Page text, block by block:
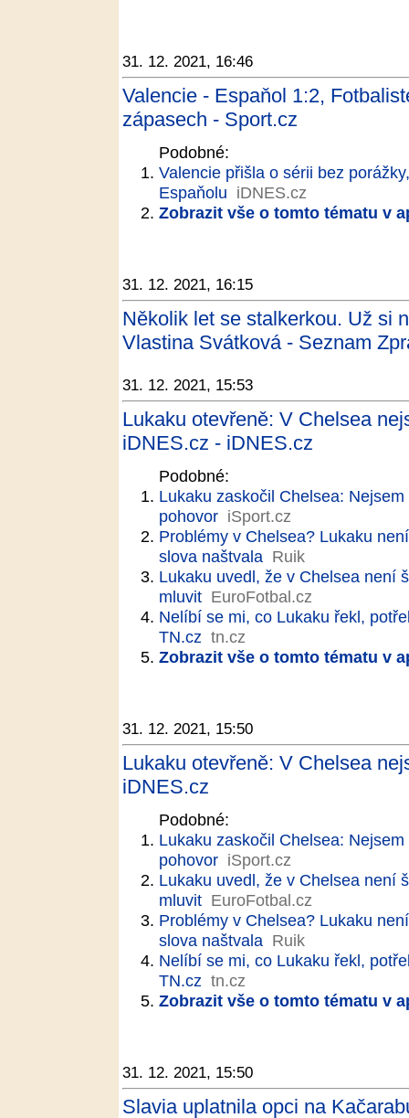
31. 12. 2021, 16:46
Valencie - Espaňol 1:2,
zápasech - Sport.cz
Podobné:
Valencie přišla o sérii bez
Espaňolu iDNES.cz
Zobrazit vše o tomto tématu v
31. 12. 2021, 16:15
Několik let se stalkerkou. Už si
Vlastina Svátková - Seznam
31. 12. 2021, 15:53
Lukaku otevřeně: V Chelsea
iDNES.cz - iDNES.cz
Podobné:
Lukaku zaskočil Chelsea:
pohovor iSport.cz
Problémy v Chelsea? Lukaku
slova naštvala Ruik
Lukaku uvedl, že v Chelsea není
mluvit EuroFotbal.cz
Nelíbí se mi, co Lukaku řekl,
TN.cz tn.cz
Zobrazit vše o tomto tématu v
31. 12. 2021, 15:50
Lukaku otevřeně: V Chelsea
iDNES.cz
Podobné:
Lukaku zaskočil Chelsea:
pohovor iSport.cz
Lukaku uvedl, že v Chelsea není
mluvit EuroFotbal.cz
Problémy v Chelsea? Lukaku
slova naštvala Ruik
Nelíbí se mi, co Lukaku řekl,
TN.cz tn.cz
Zobrazit vše o tomto tématu v
31. 12. 2021, 15:50
Slavia uplatnila opci na